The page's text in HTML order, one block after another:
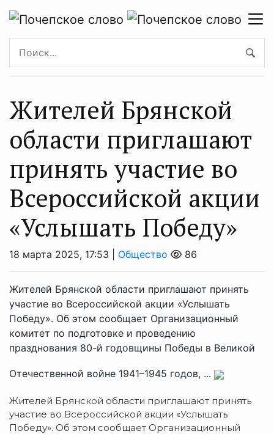
Жителей Брянской
области приглашают
принять участие во
Всероссийской акции
«Услышать Победу»
18 марта 2025, 17:53 | Общество 86
Жителей Брянской области приглашают принять
участие во Всероссийской акции «Услышать
Победу». Об этом сообщает Организационный
комитет по подготовке и проведению
празднования 80-й годовщины Победы в Великой
Отечественной войне 1941–1945 годов, ...
Жителей Брянской области приглашают принять
участие во Всероссийской акции «Услышать
Победу». Об этом сообщает Организационный